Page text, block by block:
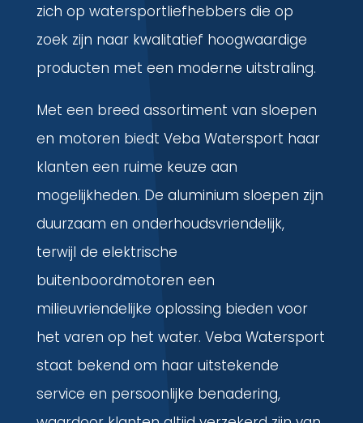
zich op watersportliefhebbers die op
zoek zijn naar kwalitatief hoogwaardige
producten met een moderne uitstraling.
Met een breed assortiment van sloepen
en motoren biedt Veba Watersport haar
klanten een ruime keuze aan
mogelijkheden. De aluminium sloepen zijn
duurzaam en onderhoudsvriendelijk,
terwijl de elektrische
buitenboordmotoren een
milieuvriendelijke oplossing bieden voor
het varen op het water. Veba Watersport
staat bekend om haar uitstekende
service en persoonlijke benadering,